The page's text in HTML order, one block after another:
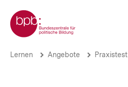
zum
Seiteninhalt
springen
Zur Startseite der bpb
ImBrotkrümelnavigation
Pfadnavigation
Lernen Angebote Praxistest